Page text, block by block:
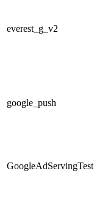
everest_g_v2
google_push
GoogleAdServingTest